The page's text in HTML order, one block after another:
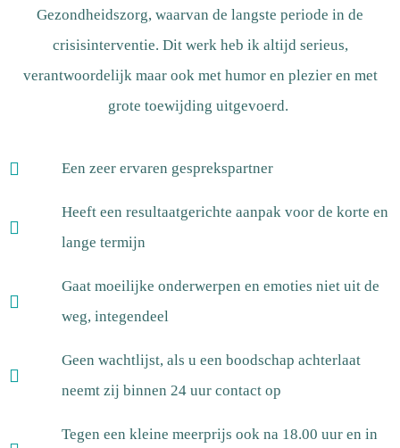
Gezondheidszorg, waarvan de langste periode in de
crisisinterventie. Dit werk heb ik altijd serieus,
verantwoordelijk maar ook met humor en plezier en met
grote toewijding uitgevoerd.
Een zeer ervaren gesprekspartner
Heeft een resultaatgerichte aanpak voor de korte en
lange termijn
Gaat moeilijke onderwerpen en emoties niet uit de
weg, integendeel
Geen wachtlijst, als u een boodschap achterlaat
neemt zij binnen 24 uur contact op
Tegen een kleine meerprijs ook na 18.00 uur en in